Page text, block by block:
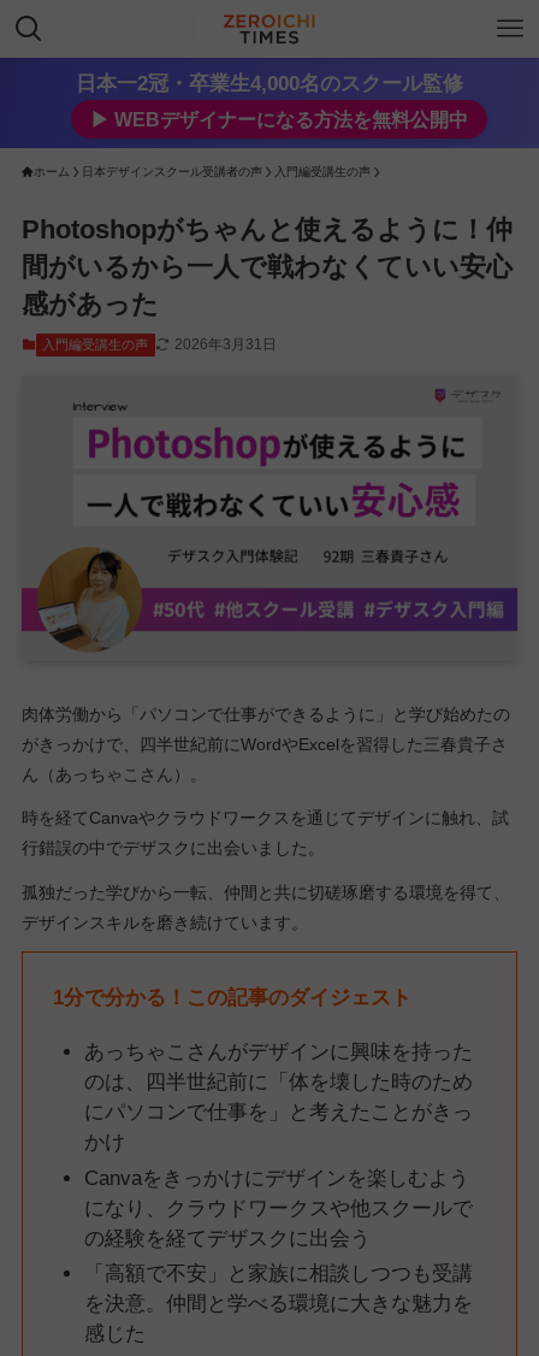
日本一2冠・卒業生4,000名のスクール監修
▶︎ WEBデザイナーになる方法を無料公開中
ホーム 日本デザインスクール受講者の声 入門編受講生の声
Photoshopがちゃんと使えるように！仲
間がいるから一人で戦わなくていい安心
感があった
入門編受講生の声 2026年3月31日
肉体労働から「パソコンで仕事ができるように」と学び始めたの
がきっかけで、四半世紀前にWordやExcelを習得した三春貴子さ
ん（あっちゃこさん）。
時を経てCanvaやクラウドワークスを通じてデザインに触れ、試
行錯誤の中でデザスクに出会いました。
孤独だった学びから一転、仲間と共に切磋琢磨する環境を得て、
デザインスキルを磨き続けています。
1分で分かる！この記事のダイジェスト
あっちゃこさんがデザインに興味を持った
のは、四半世紀前に「体を壊した時のため
にパソコンで仕事を」と考えたことがきっ
かけ
Canvaをきっかけにデザインを楽しむよう
になり、クラウドワークスや他スクールで
の経験を経てデザスクに出会う
「高額で不安」と家族に相談しつつも受講
を決意。仲間と学べる環境に大きな魅力を
感じた